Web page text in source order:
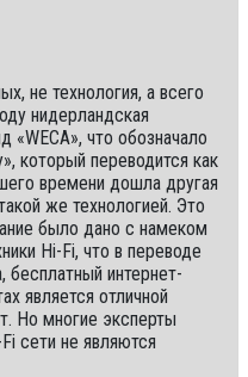
не технология, а всего
нидерландская
«WECA», что обозначало
который переводится как
времени дошла другая
же технологией. Это
было дано с намеком
Hi-Fi, что в переводе
бесплатный интернет-
является отличной
Но многие эксперты
сети не являются